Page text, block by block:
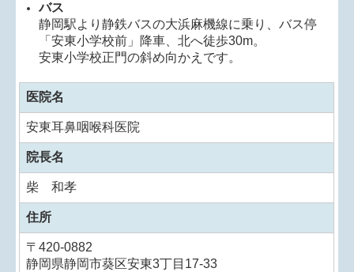
バス
静岡駅より静鉄バスの大浜麻機線に乗り、バス停
「安東小学校前」降車、北へ徒歩30m。
安東小学校正門の斜め向かえです。
医院名
安東耳鼻咽喉科医院
院長名
柴 和孝
住所
〒420-0882
静岡県静岡市葵区安東3丁目17-33